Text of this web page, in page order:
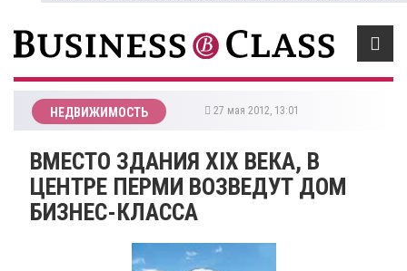
НЕДВИЖИМОСТЬ 27 мая 2012, 13:01
ВМЕСТО ЗДАНИЯ XIX ВЕКА, В
ЦЕНТРЕ ПЕРМИ ВОЗВЕДУТ ДОМ
БИЗНЕС-КЛАССА